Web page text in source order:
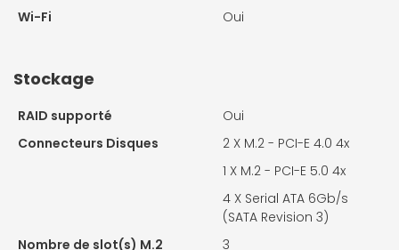
Wi-Fi
Oui
Stockage
RAID supporté
Oui
Connecteurs Disques
2 X M.2 - PCI-E 4.0 4x
1 X M.2 - PCI-E 5.0 4x
4 X Serial ATA 6Gb/s
(SATA Revision 3)
Nombre de slot(s) M.2
3